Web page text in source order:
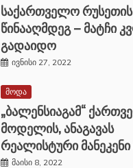
საქართველო რუსეთის
წინააღმდეგ – მატჩი
გადაიდო
ივნისი 27, 2022
მოდა
„ბალენსიაგამ“
მოდელის, ანაგავას
რეალისტური მანეკენი
მაისი 8, 2022